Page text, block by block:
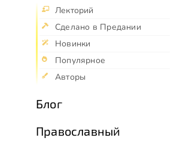
Лекторий
Сделано в Предании
Новинки
Популярное
Авторы
Блог
Православный